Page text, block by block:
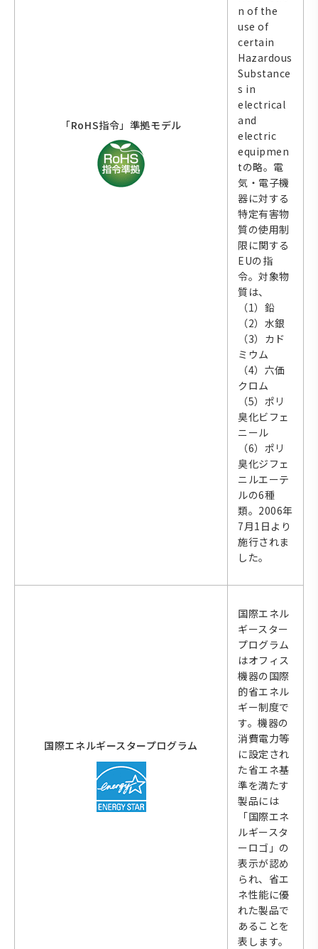
「RoHS指令」準拠モデル
n of the
use of
certain
Hazardous
Substance
s in
electrical
and
electric
equipmen
tの略。電
気・電子機
器に対する
特定有害物
質の使用制
限に関する
EUの指
令。対象物
質は、
（1）鉛
（2）水銀
（3）カド
ミウム
（4）六価
クロム
（5）ポリ
臭化ビフェ
ニール
（6）ポリ
臭化ジフェ
ニルエーテ
ルの6種
類。2006年
7月1日より
施行されま
した。
国際エネルギースタープログラム
国際エネル
ギースター
プログラム
はオフィス
機器の国際
的省エネル
ギー制度で
す。機器の
消費電力等
に設定され
た省エネ基
準を満たす
製品には
「国際エネ
ルギースタ
ーロゴ」の
表示が認め
られ、省エ
ネ性能に優
れた製品で
あることを
表します。